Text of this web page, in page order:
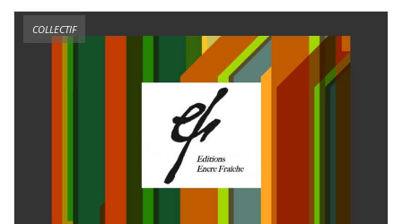
COLLECTIF